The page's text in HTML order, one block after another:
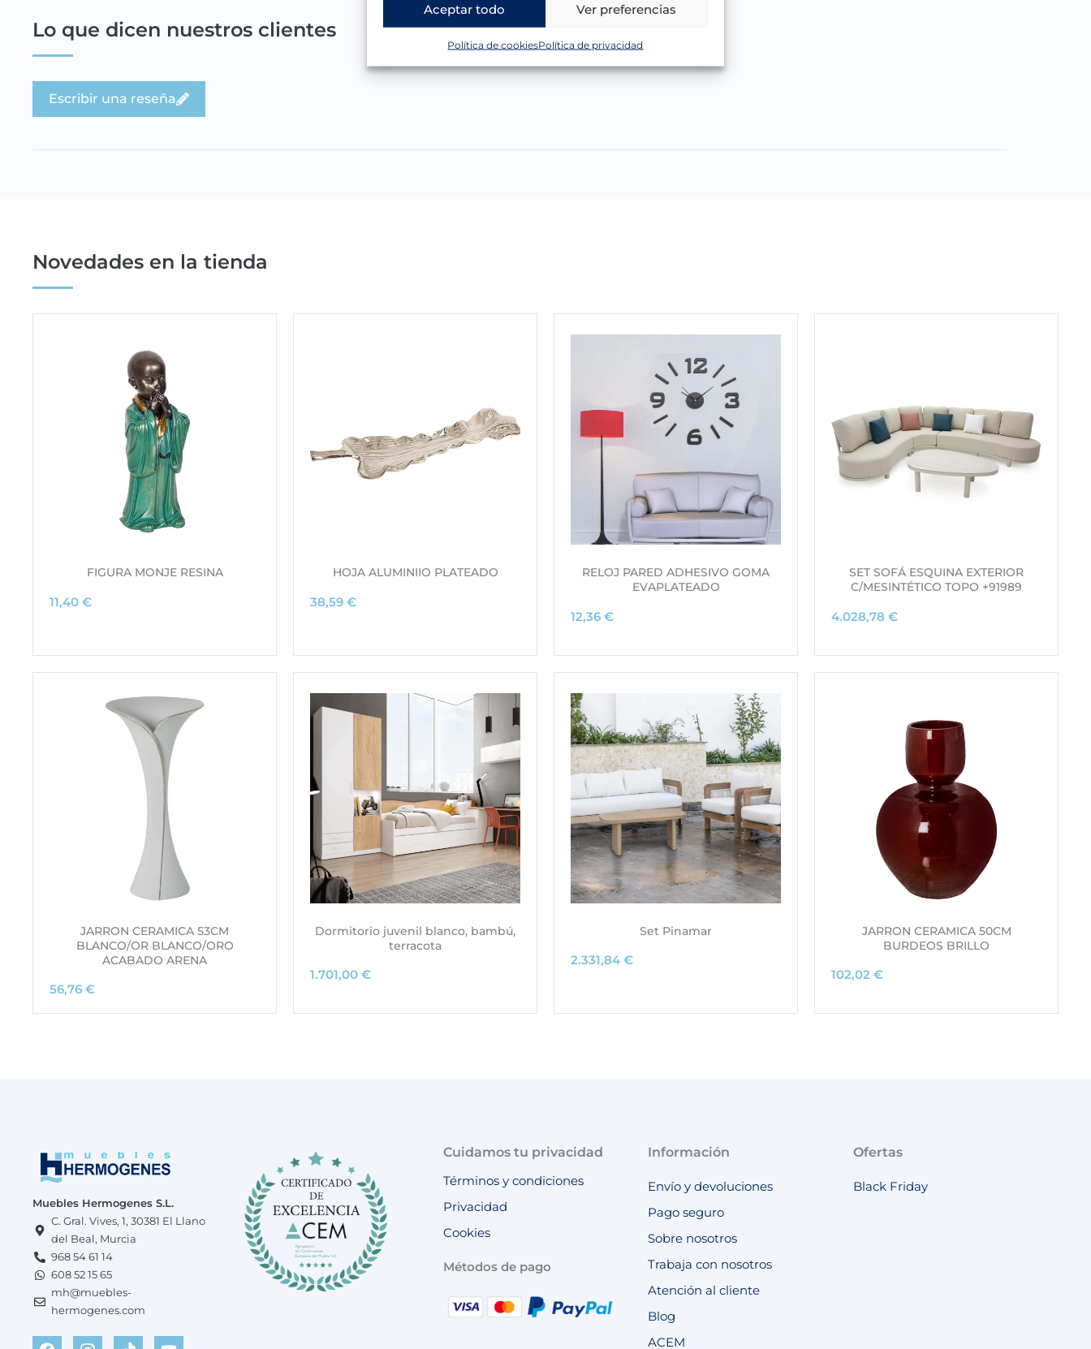
Aceptar todo Ver preferencias
Política de cookiesPolítica de privacidad
Lo que dicen nuestros clientes
Escribir una reseña
Novedades en la tienda
FIGURA MONJE RESINA
11,40 €
HOJA ALUMINIIO PLATEADO
38,59 €
RELOJ PARED ADHESIVO GOMA
EVAPLATEADO
12,36 €
SET SOFÁ ESQUINA EXTERIOR
C/MESINTÉTICO TOPO +91989
4.028,78 €
JARRON CERAMICA 53CM
BLANCO/OR BLANCO/ORO
ACABADO ARENA
56,76 €
Dormitorio juvenil blanco, bambú,
terracota
1.701,00 €
Set Pinamar
2.331,84 €
JARRON CERAMICA 50CM
BURDEOS BRILLO
102,02 €
Muebles Hermogenes S.L.
C. Gral. Vives, 1, 30381 El Llano
del Beal, Murcia
968 54 61 14
608 52 15 65
mh@muebles-
hermogenes.com
F
I
T
Y
W
Cuidamos tu privacidad
Términos y condiciones
Privacidad
Cookies
Métodos de pago
Información
Envío y devoluciones
Pago seguro
Sobre nosotros
Trabaja con nosotros
Atención al cliente
Blog
ACEM
Ofertas
Black Friday